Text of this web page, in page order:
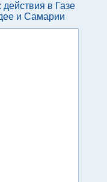
в Газе
и Самарии